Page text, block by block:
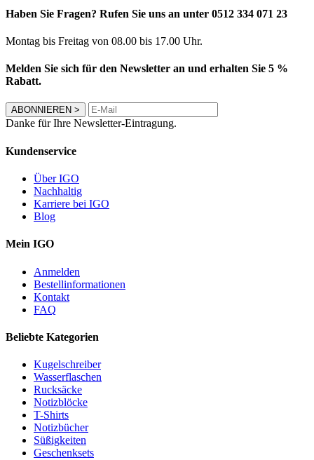
Haben Sie Fragen? Rufen Sie uns an unter 0512 334 071 23
Montag bis Freitag von 08.00 bis 17.00 Uhr.
Melden Sie sich für den Newsletter an und erhalten Sie 5 %
Rabatt.
ABONNIEREN >
Danke für Ihre Newsletter-Eintragung.
Kundenservice
Über IGO
Nachhaltig
Karriere bei IGO
Blog
Mein IGO
Anmelden
Bestellinformationen
Kontakt
FAQ
Beliebte Kategorien
Kugelschreiber
Wasserflaschen
Rucksäcke
Notizblöcke
T-Shirts
Notizbücher
Süßigkeiten
Geschenksets